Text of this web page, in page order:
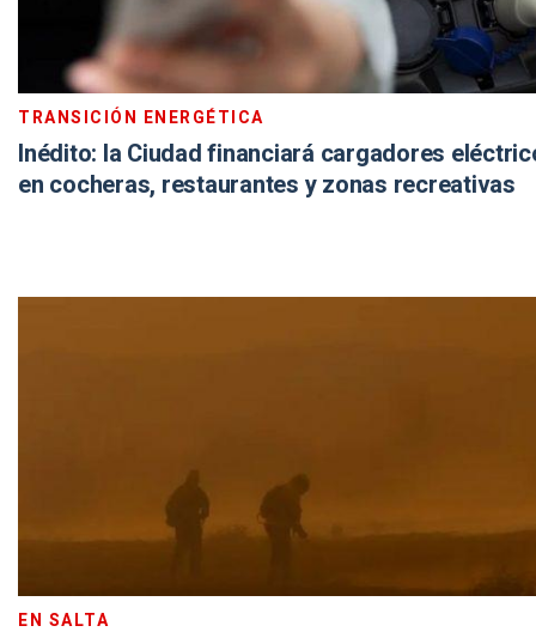
TRANSICIÓN ENERGÉTICA
Inédito: la Ciudad financiará cargadores
en cocheras, restaurantes y zonas recreativas
EN SALTA